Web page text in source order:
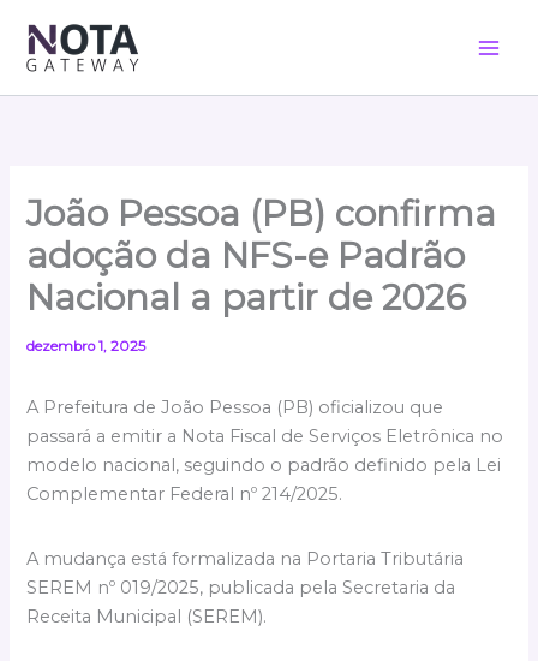
para
conteúdo
João Pessoa (PB) confirma
adoção da NFS-e Padrão
Nacional a partir de 2026
dezembro 1, 2025
A Prefeitura de João Pessoa (PB) oficializou que
passará a emitir a Nota Fiscal de Serviços Eletrônica no
modelo nacional, seguindo o padrão definido pela Lei
Complementar Federal nº 214/2025.
A mudança está formalizada na Portaria Tributária
SEREM nº 019/2025, publicada pela Secretaria da
Receita Municipal (SEREM).